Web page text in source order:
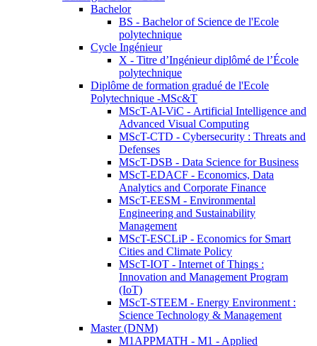
Bachelor
BS - Bachelor of Science de l'Ecole
polytechnique
Cycle Ingénieur
X - Titre d’Ingénieur diplômé de l’École
polytechnique
Diplôme de formation gradué de l'Ecole
Polytechnique -MSc&T
MScT-AI-ViC - Artificial Intelligence and
Advanced Visual Computing
MScT-CTD - Cybersecurity : Threats and
Defenses
MScT-DSB - Data Science for Business
MScT-EDACF - Economics, Data
Analytics and Corporate Finance
MScT-EESM - Environmental
Engineering and Sustainability
Management
MScT-ESCLiP - Economics for Smart
Cities and Climate Policy
MScT-IOT - Internet of Things :
Innovation and Management Program
(IoT)
MScT-STEEM - Energy Environment :
Science Technology & Management
Master (DNM)
M1APPMATH - M1 - Applied